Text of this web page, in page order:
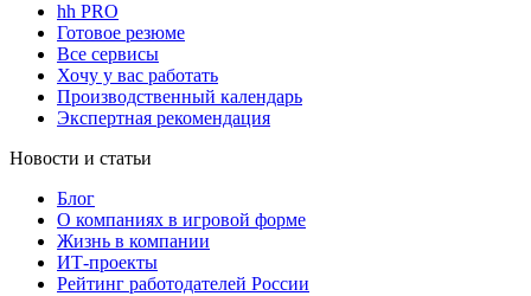
hh PRO
Готовое резюме
Все сервисы
Хочу у вас работать
Производственный календарь
Экспертная рекомендация
Новости и статьи
Блог
О компаниях в игровой форме
Жизнь в компании
ИТ-проекты
Рейтинг работодателей России